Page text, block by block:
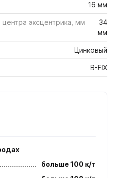
16 мм
эксцентрика, мм
34
мм
Цинковый
B-FIX
больше 100 к/т